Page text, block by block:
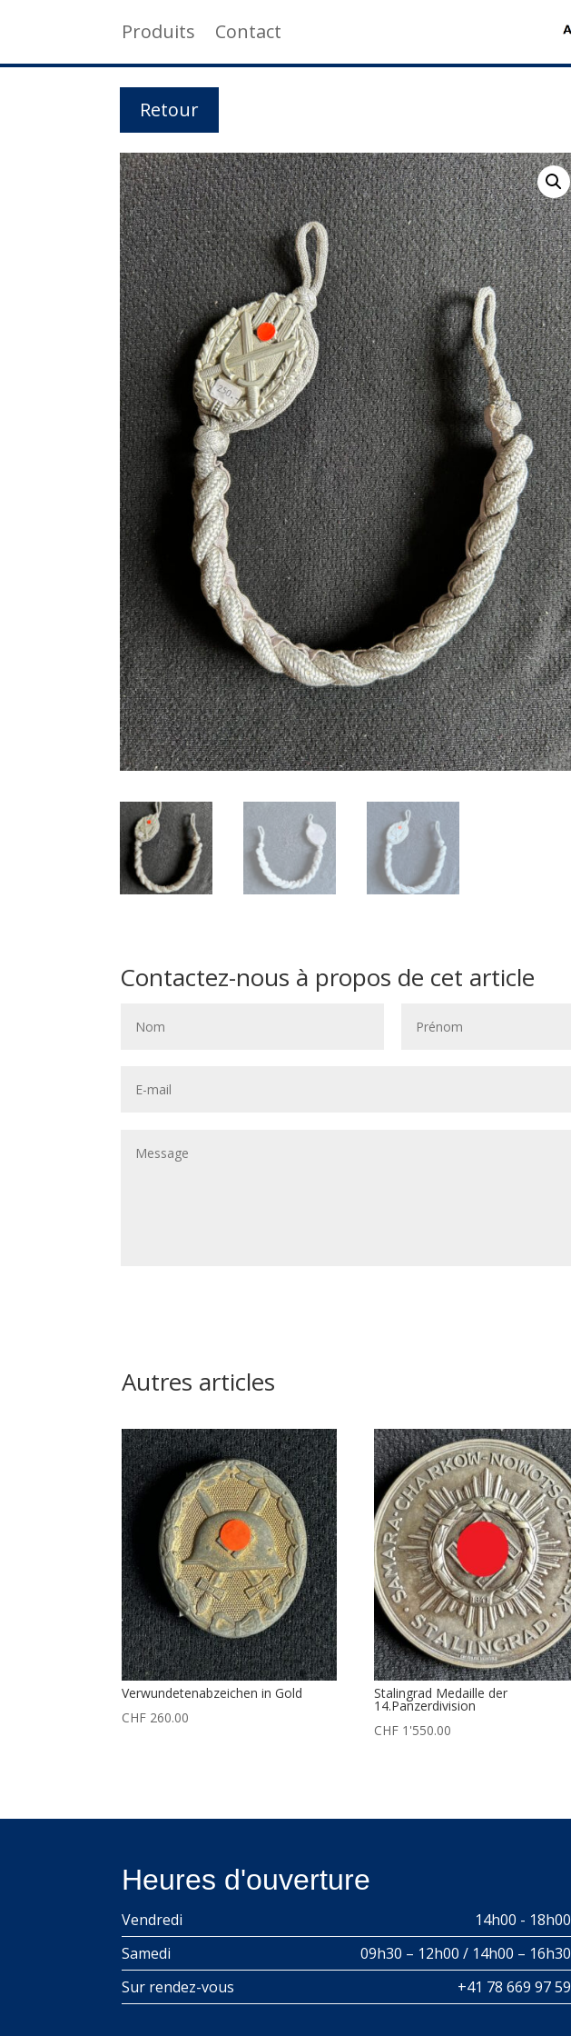
Produits Contact
Retour
Contactez-nous à propos de cet article
Autres articles
Verwundetenabzeichen in Gold
CHF 260.00
Stalingrad Medaille der
14.Panzerdivision
CHF 1'550.00
Heures d'ouverture
Vendredi
14h00 - 18h00
Samedi
09h30 – 12h00 / 14h00 – 16h30
Sur rendez-vous
+41 78 669 97 59